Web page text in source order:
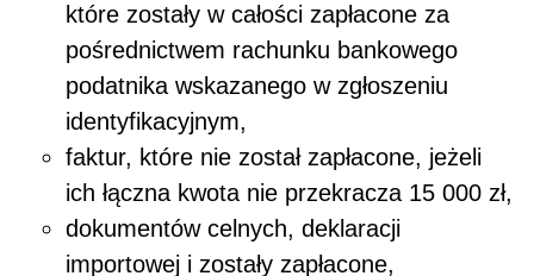
które zostały w całości zapłacone za
pośrednictwem rachunku bankowego
podatnika wskazanego w zgłoszeniu
identyfikacyjnym,
faktur, które nie został zapłacone, jeżeli
ich łączna kwota nie przekracza 15 000 zł,
dokumentów celnych, deklaracji
importowej i zostały zapłacone,